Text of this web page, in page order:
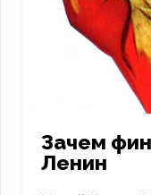
Зачем
Ленин